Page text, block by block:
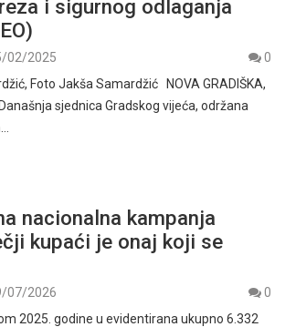
i sigurnog odlaganja
02/2025
0
Foto Jakša Samardžić NOVA GRADIŠKA,
sjednica Gradskog vijeća, održana
nacionalna kampanja
kupaći je onaj koji se
07/2026
0
2025. godine u evidentirana ukupno 6.332